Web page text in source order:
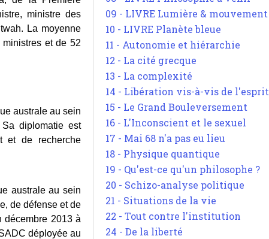
ministre des
La moyenne
et de 52
australe au sein
diplomatie est
et de recherche
australe au sein
de défense et de
décembre 2013 à
déployée au
09 - LIVRE Lumière & mouvement
10 - LIVRE Planète bleue
11 - Autonomie et hiérarchie
12 - La cité grecque
13 - La complexité
14 - Libération vis-à-vis de l'esprit
15 - Le Grand Bouleversement
16 - L'Inconscient et le sexuel
17 - Mai 68 n'a pas eu lieu
18 - Physique quantique
19 - Qu'est-ce qu'un philosophe ?
20 - Schizo-analyse politique
21 - Situations de la vie
22 - Tout contre l'institution
24 - De la liberté